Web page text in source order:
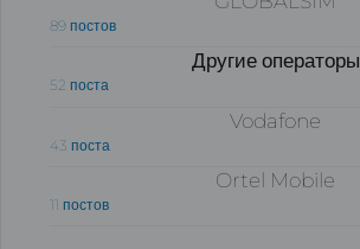
89 постов
Другие операторы
52 поста
Vodafone
43 поста
Ortel Mobile
11 постов